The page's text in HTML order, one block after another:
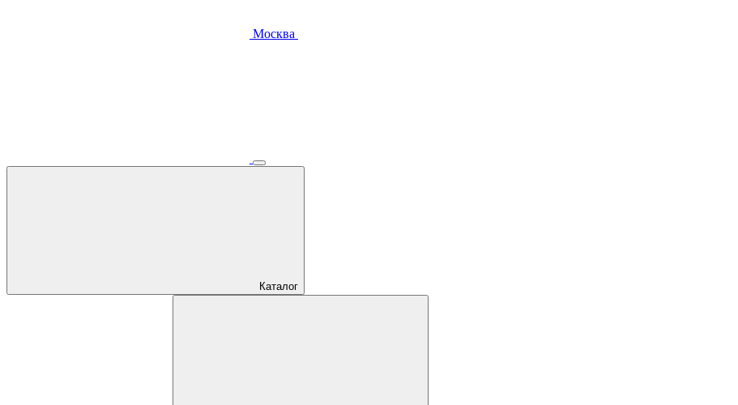
Москва
Каталог